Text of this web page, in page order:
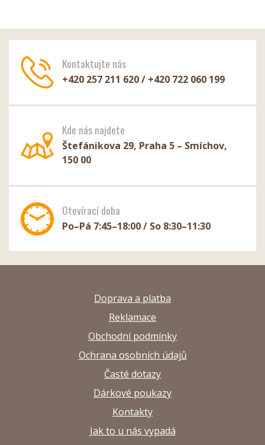
Kontaktujte nás
+420 257 211 620 / +420 722 060 199
Kde nás najdete
Štefánikova 29, Praha 5 – Smíchov,
150 00
Otevírací doba
Po–Pá 7:45–18:00 / So 8:30–11:30
Doprava a platba
Reklamace
Obchodní podmínky
Ochrana osobních údajů
Časté dotazy
Dárkové poukazy
Kontakty
Jak to u nás vypadá